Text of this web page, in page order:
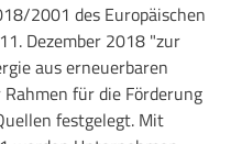
2001 des Europäischen
Dezember 2018 "zur
aus erneuerbaren
für die Förderung
festgelegt. Mit